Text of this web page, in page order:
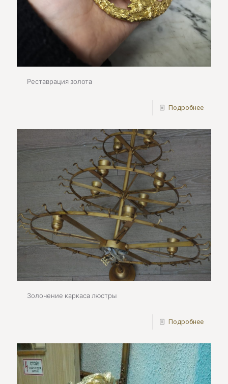
Реставрация золота
Подробнее
Золочение каркаса люстры
Подробнее